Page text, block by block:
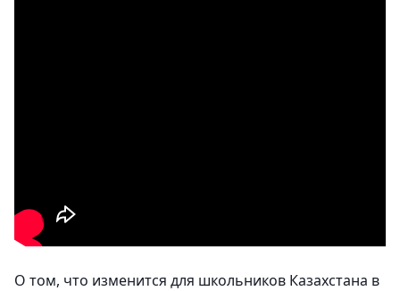
О том, что изменится для школьников Казахстана в